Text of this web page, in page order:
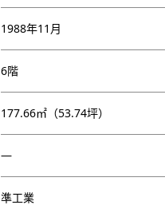
1988年11月
6階
177.66㎡（53.74坪）
―
準工業